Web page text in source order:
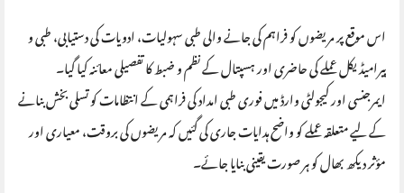
اس موقع پر مریضوں کو فراہم کی جانے والی طبی سہولیات، ادویات کی دستیابی، طبی و
پیرامیڈیکل عملے کی حاضری اور ہسپتال کے نظم و ضبط کا تفصیلی معائنہ کیا گیا۔
ایمرجنسی اور کیجولٹی وارڈ میں فوری طبی امداد کی فراہمی کے انتظامات کو تسلی بخش بنانے
کے لیے متعلقہ عملے کو واضح ہدایات جاری کی گئیں کہ مریضوں کی بروقت، معیاری اور
مؤثر دیکھ بھال کو ہر صورت یقینی بنایا جائے۔